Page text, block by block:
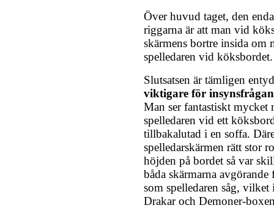
Över huvud taget, den
riggarna är att man vid
skärmens bortre insida om
spelledaren vid köksbordet.
Slutsatsen är tämligen
viktigare för
Man ser fantastiskt mycket
spelledaren vid ett
tillbakalutad i en soffa.
spelledarskärmen rätt stor
höjden på bordet så var
båda skärmarna
som spelledaren såg,
Drakar och Demoner-